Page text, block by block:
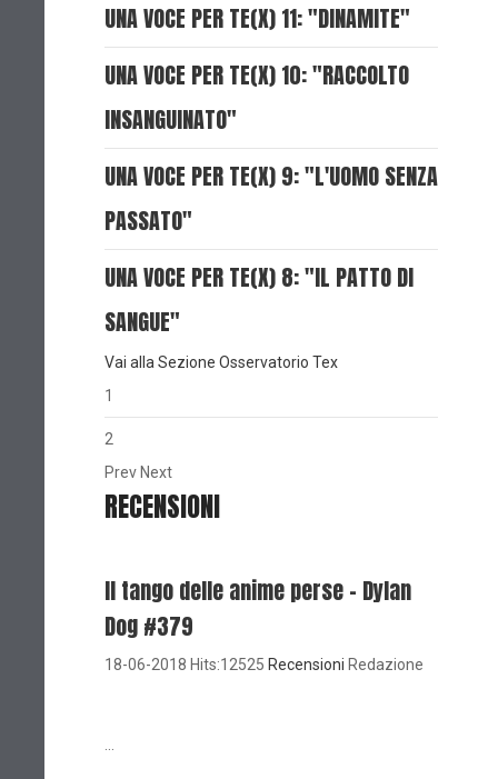
UNA VOCE PER TE(X) 11: "DINAMITE"
UNA VOCE PER TE(X) 10: "RACCOLTO
INSANGUINATO"
UNA VOCE PER TE(X) 9: "L'UOMO SENZA
PASSATO"
UNA VOCE PER TE(X) 8: "IL PATTO DI
SANGUE"
Vai alla Sezione Osservatorio Tex
1
2
Prev Next
RECENSIONI
Il tango delle anime perse - Dylan
Dog #379
18-06-2018 Hits:12525 Recensioni Redazione